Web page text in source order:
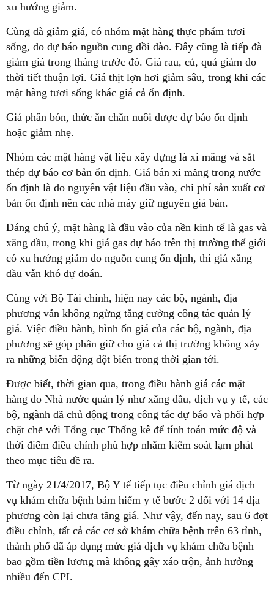
xu hướng giảm.
Cùng đà giảm giá, có nhóm mặt hàng thực phẩm tươi
sống, do dự báo nguồn cung dồi dào. Đây cũng là tiếp đà
giảm giá trong tháng trước đó. Giá rau, củ, quả giảm do
thời tiết thuận lợi. Giá thịt lợn hơi giảm sâu, trong khi các
mặt hàng tươi sống khác giá cả ổn định.
Giá phân bón, thức ăn chăn nuôi được dự báo ổn định
hoặc giảm nhẹ.
Nhóm các mặt hàng vật liệu xây dựng là xi măng và sắt
thép dự báo cơ bản ổn định. Giá bán xi măng trong nước
ổn định là do nguyên vật liệu đầu vào, chi phí sản xuất cơ
bản ổn định nên các nhà máy giữ nguyên giá bán.
Đáng chú ý, mặt hàng là đầu vào của nền kinh tế là gas và
xăng dầu, trong khi giá gas dự báo trên thị trường thế giới
có xu hướng giảm do nguồn cung ổn định, thì giá xăng
dầu vẫn khó dự đoán.
Cùng với Bộ Tài chính, hiện nay các bộ, ngành, địa
phương vẫn không ngừng tăng cường công tác quản lý
giá. Việc điều hành, bình ổn giá của các bộ, ngành, địa
phương sẽ góp phần giữ cho giá cả thị trường không xảy
ra những biến động đột biến trong thời gian tới.
Được biết, thời gian qua, trong điều hành giá các mặt
hàng do Nhà nước quản lý như xăng dầu, dịch vụ y tế, các
bộ, ngành đã chủ động trong công tác dự báo và phối hợp
chặt chẽ với Tổng cục Thống kê để tính toán mức độ và
thời điểm điều chỉnh phù hợp nhằm kiểm soát lạm phát
theo mục tiêu đề ra.
Từ ngày 21/4/2017, Bộ Y tế tiếp tục điều chỉnh giá dịch
vụ khám chữa bệnh bảm hiểm y tế bước 2 đối với 14 địa
phương còn lại chưa tăng giá. Như vậy, đến nay, sau 6 đợt
điều chỉnh, tất cả các cơ sở khám chữa bệnh trên 63 tỉnh,
thành phố đã áp dụng mức giá dịch vụ khám chữa bệnh
bao gồm tiền lương mà không gây xáo trộn, ảnh hưởng
nhiều đến CPI.